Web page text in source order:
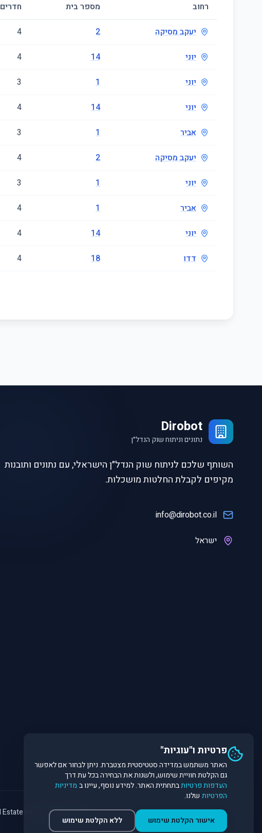
רחוב מספר בית חדרים
יעקב מסיקה 2
4
יוני 14
4
יוני 1
3
יוני 14
4
אביר 1
3
יעקב מסיקה 2
4
יוני 1
3
אביר 1
4
יוני 14
4
דדו 18
4
Dirobot
נתונים וניתוח שוק הנדל״ן
השותף שלכם לניתוח שוק הנדל״ן הישראלי, עם נתונים ותובנות
מקיפים לקבלת החלטות מושכלות.
info@dirobot.co.il
ישראל
©
2026Dirobot Real Estate Intelligence. כל הזכויות שמורות. פלטפורמת נתונים ובינה מלאכותית לניתוח שוק הנדל״ן.
פרטיות ו"עוגיות"
האתר משתמש במדידה סטטיסטית מצטברת. ניתן לבחור אם לאפשר
גם הקלטת חוויית שימוש, ולשנות את הבחירה בכל עת דרך
העדפות פרטיותבתחתית האתר. למידע נוסף, עיינו ב מדיניות
הפרטיות שלנו.
אישור הקלטת שימוש ללא הקלטת שימוש